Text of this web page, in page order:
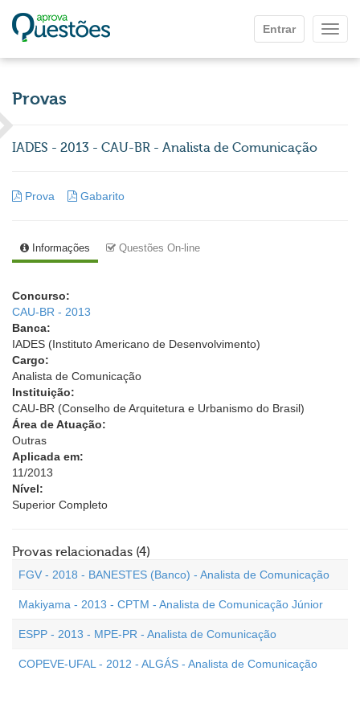
Entrar
Provas
IADES - 2013 - CAU-BR - Analista de Comunicação
Prova Gabarito
Informações Questões On-line
Concurso:
CAU-BR - 2013
Banca:
IADES (Instituto Americano de Desenvolvimento)
Cargo:
Analista de Comunicação
Instituição:
CAU-BR (Conselho de Arquitetura e Urbanismo do Brasil)
Área de Atuação:
Outras
Aplicada em:
11/2013
Nível:
Superior Completo
Provas relacionadas (4)
FGV - 2018 - BANESTES (Banco) - Analista de Comunicação
Makiyama - 2013 - CPTM - Analista de Comunicação Júnior
ESPP - 2013 - MPE-PR - Analista de Comunicação
COPEVE-UFAL - 2012 - ALGÁS - Analista de Comunicação